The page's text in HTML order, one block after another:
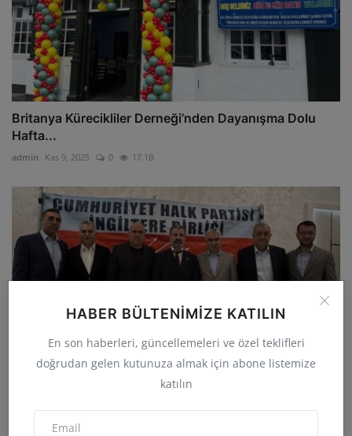
HABER BÜLTENIMIZE KATILIN
En son haberleri, güncellemeleri ve özel teklifleri
doğrudan gelen kutunuza almak için abone listemize
katılın
Britanya Kürecikliler Derneği’nden Dayanışma Dolu
Hafta...
admin Kas 9, 2025 0 17.1B
Cumhuriyet Halk Partisi İngiltere Birliği Başkanlığına ...
Mar 2, 2026